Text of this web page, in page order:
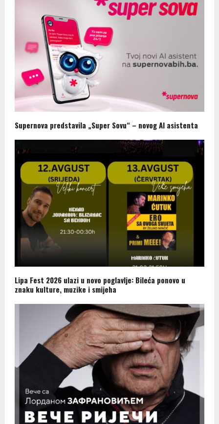
Supernova predstavila „Super Sovu“ – novog AI asistenta
Lipa Fest 2026 ulazi u novo poglavlje: Bileća ponovo u
znaku kulture, muzike i smijeha